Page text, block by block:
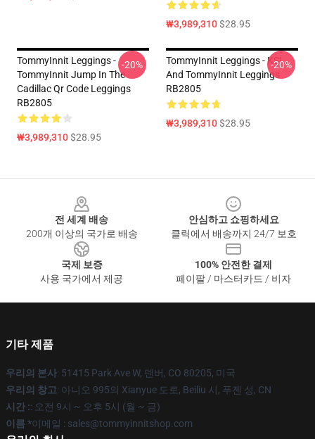
₩3,989,310$28.95
TommyInnit Leggings -
TommyInnit Jump In The
Cadillac Qr Code Leggings
RB2805
₩3,989,310$28.95
-20%
TommyInnit Leggings - KSI
And TommyInnit Leggings
RB2805
₩3,989,310$28.95
-20%
전 세계 배송
200개 이상의 국가로 배송
안심하고 쇼핑하세요
클릭에서 배송까지 24/7 보호
국제 보증
사용 국가에서 제공
100% 안전한 결제
페이팔 / 마스터카드 / 비자
기타 제품
우리의 본사: 51415 Park Ave W, 덴버, CO 80205, 미국
우리의 창고: 아니오 995의 Xianyue 도로, Beiliu 시, 푸젠 성, CN
시간 :: 오전 9시 ~ 오후 5시 (월 ~ 금)
이름 *이메일 : sales@tommyinnitshop.com